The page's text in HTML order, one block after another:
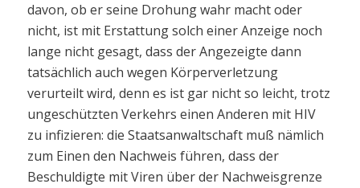
davon, ob er seine Drohung wahr macht oder
nicht, ist mit Erstattung solch einer Anzeige noch
lange nicht gesagt, dass der Angezeigte dann
tatsächlich auch wegen Körperverletzung
verurteilt wird, denn es ist gar nicht so leicht, trotz
ungeschützten Verkehrs einen Anderen mit HIV
zu infizieren: die Staatsanwaltschaft muß nämlich
zum Einen den Nachweis führen, dass der
Beschuldigte mit Viren über der Nachweisgrenze